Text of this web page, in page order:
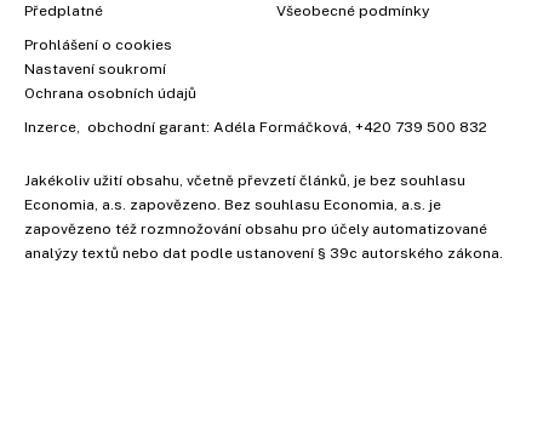
Předplatné
Všeobecné podmínky
Prohlášení o cookies
Nastavení soukromí
Ochrana osobních údajů
Inzerce , obchodní garant: Adéla Formáčková +420 739 500 832
Jakékoliv užití obsahu, včetně převzetí článků, je bez souhlasu
Economia, a.s. zapovězeno. Bez souhlasu Economia, a.s. je
zapovězeno též rozmnožování obsahu pro účely automatizované
analýzy textů nebo dat podle ustanovení § 39c autorského zákona.